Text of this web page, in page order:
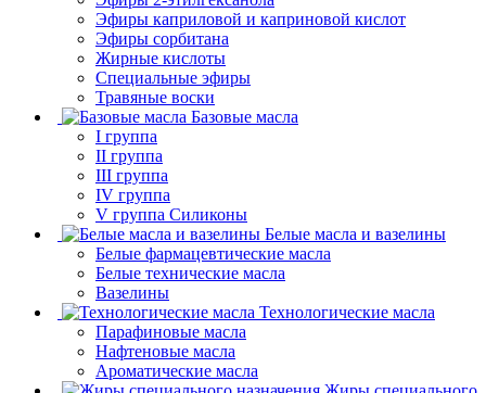
Эфиры каприловой и каприновой кислот
Эфиры сорбитана
Жирные кислоты
Специальные эфиры
Травяные воски
Базовые масла
I группа
II группа
III группа
IV группа
V группа Силиконы
Белые масла и вазелины
Белые фармацевтические масла
Белые технические масла
Вазелины
Технологические масла
Парафиновые масла
Нафтеновые масла
Ароматические масла